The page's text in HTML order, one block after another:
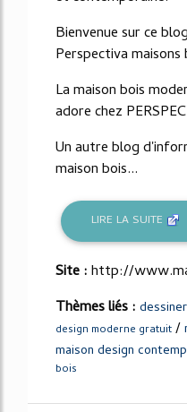
Bienvenue sur ce
Perspectiva maisons
La maison bois
adore chez
Un autre blog
maison bois...
LIRE LA SUITE
Site :http://
Thèmes liés :
design moderne gratuit /
maison design
bois